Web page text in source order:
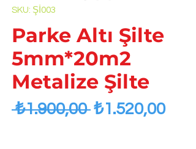
SKU: Şİ003
Parke Altı Şilte
5mm*20m2
Metalize Şilte
₺1.900,00 Regular
₺1.520,00Sale